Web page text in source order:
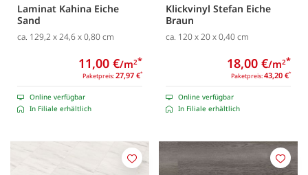
Laminat Kahina Eiche
Sand
ca. 129,2 x 24,6 x 0,80 cm
Paketpreis:27,97 €*
11,00 €/m2*
Online verfügbar
In Filiale erhältlich
Klickvinyl Stefan Eiche
Braun
ca. 120 x 20 x 0,40 cm
Paketpreis:43,20 €*
18,00 €/m2*
Online verfügbar
In Filiale erhältlich
Merken